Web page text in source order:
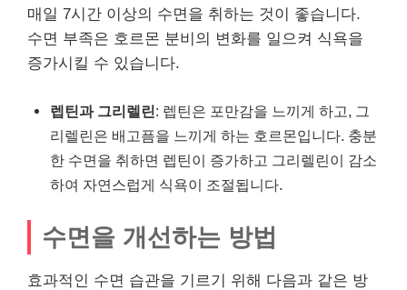
매일 7시간 이상의 수면을 취하는 것이 좋습니다.
수면 부족은 호르몬 분비의 변화를 일으켜 식욕을
증가시킬 수 있습니다.
렙틴과 그리렐린: 렙틴은 포만감을 느끼게 하고, 그
리렐린은 배고픔을 느끼게 하는 호르몬입니다. 충분
한 수면을 취하면 렙틴이 증가하고 그리렐린이 감소
하여 자연스럽게 식욕이 조절됩니다.
수면을 개선하는 방법
효과적인 수면 습관을 기르기 위해 다음과 같은 방